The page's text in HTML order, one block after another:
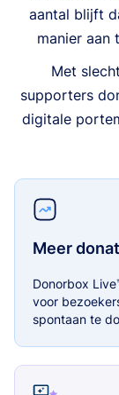
aantal blijft
manier aan
Met
supporters
digitale
Meer
Donorbox
voor
spontaan te